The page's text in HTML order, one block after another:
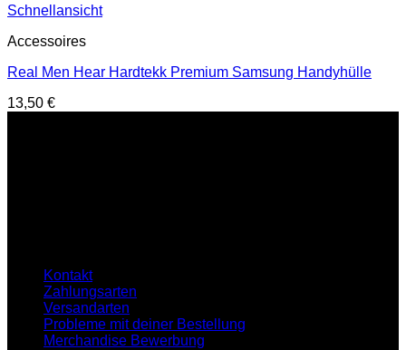
Schnellansicht
Accessoires
Real Men Hear Hardtekk Premium Samsung Handyhülle
13,50 €
Kontakt
Zahlungsarten
Versandarten
Probleme mit deiner Bestellung
Merchandise Bewerbung